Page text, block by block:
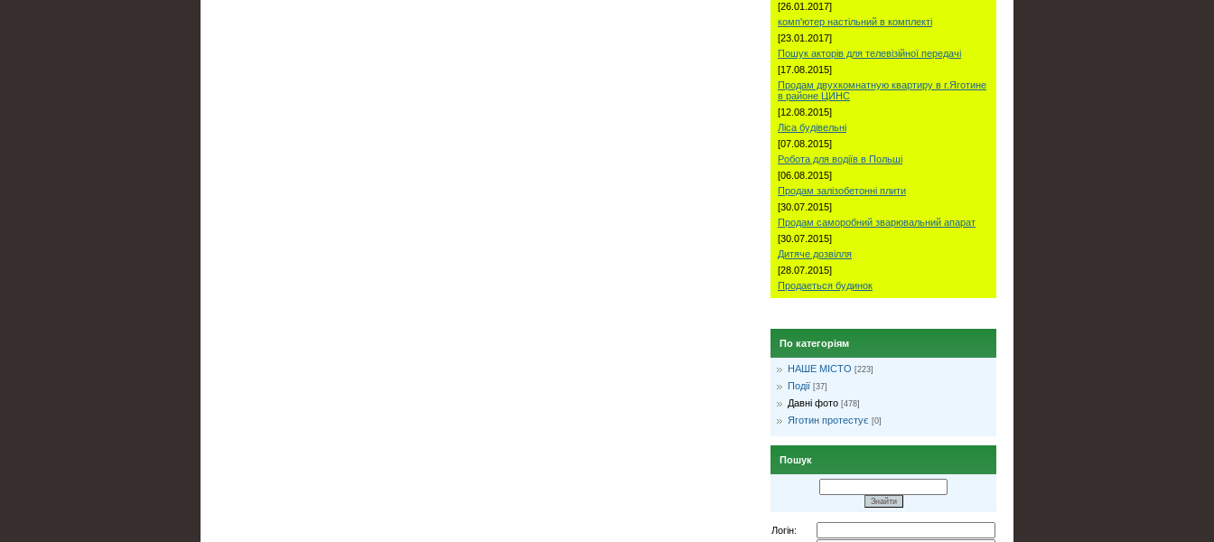
[26.01.2017]
комп'ютер настільний в комплекті
[23.01.2017]
Пошук акторів для телевізійної передачі
[17.08.2015]
Продам двухкомнатную квартиру в г.Яготине
в районе ЦИНС
[12.08.2015]
Ліса будівельні
[07.08.2015]
Робота для водіїв в Польші
[06.08.2015]
Продам залізобетонні плити
[30.07.2015]
Продам саморобний зварювальний апарат
[30.07.2015]
Дитяче дозвілля
[28.07.2015]
Продаеться будинок
По категоріям
НАШЕ МІСТО [223]
Події [37]
Давні фото [478]
Яготин протестує [0]
Пошук
Логін: